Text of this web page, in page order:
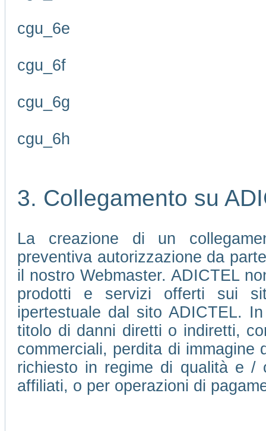
cgu_6e
cgu_6f
cgu_6g
cgu_6h
3. Collegamento su
La creazione di un
preventiva autorizzazione da
il nostro Webmaster. ADICTEL
prodotti e servizi offerti sui
ipertestuale dal sito ADICTEL.
titolo di danni diretti o indiretti,
commerciali, perdita di
richiesto in regime di qualità e /
affiliati, o per operazioni di